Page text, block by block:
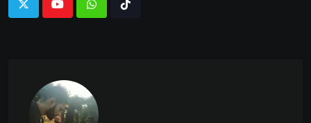
WhatsappTiktok